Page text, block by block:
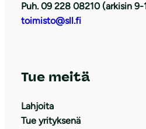
Puh. 09 228 08210 (arkisin 9-
toimisto@sll.fi
Tue meitä
Lahjoita
Tue yrityksenä